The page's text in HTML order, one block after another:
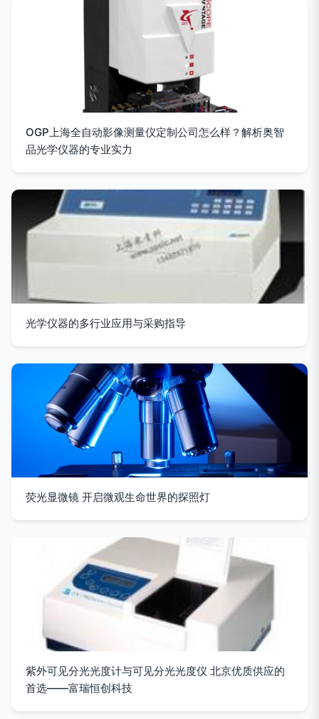
OGP上海全自动影像测量仪定制公司怎么样？解析奥智
品光学仪器的专业实力
光学仪器的多行业应用与采购指导
荧光显微镜 开启微观生命世界的探照灯
紫外可见分光光度计与可见分光光度仪 北京优质供应的
首选——富瑞恒创科技